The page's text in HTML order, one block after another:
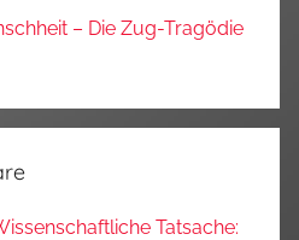
– Die Zug-Tragödie
Tatsache: